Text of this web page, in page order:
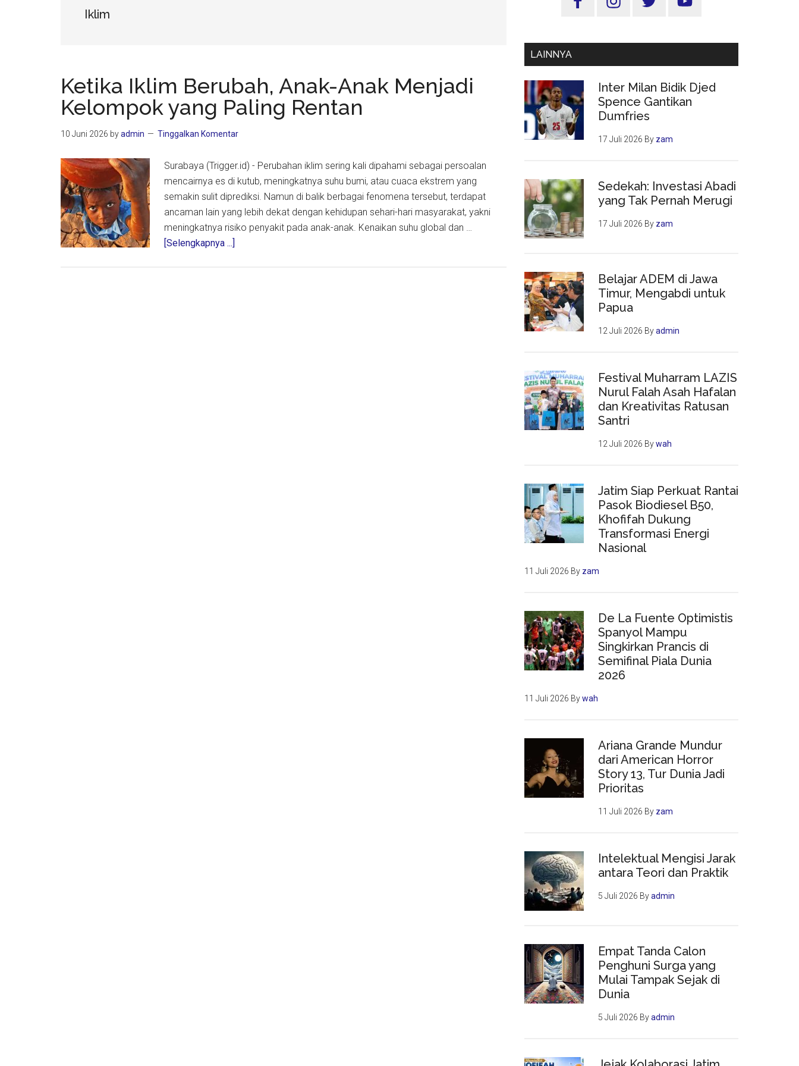
Iklim
Ketika Iklim Berubah, Anak-Anak Menjadi
Kelompok yang Paling Rentan
10 Juni 2026 byadmin Tinggalkan Komentar
Surabaya (Trigger.id) - Perubahan iklim sering kali dipahami sebagai persoalan
mencairnya es di kutub, meningkatnya suhu bumi, atau cuaca ekstrem yang
semakin sulit diprediksi. Namun di balik berbagai fenomena tersebut, terdapat
ancaman lain yang lebih dekat dengan kehidupan sehari-hari masyarakat, yakni
meningkatnya risiko penyakit pada anak-anak. Kenaikan suhu global dan …
[Selengkapnya ...]
Utama
LAINNYA
Inter Milan Bidik Djed
Spence Gantikan
Dumfries
17 Juli 2026 By zam
Sedekah: Investasi Abadi
yang Tak Pernah Merugi
17 Juli 2026 By zam
Belajar ADEM di Jawa
Timur, Mengabdi untuk
Papua
12 Juli 2026 Byadmin
Festival Muharram LAZIS
Nurul Falah Asah Hafalan
dan Kreativitas Ratusan
Santri
12 Juli 2026 Bywah
Jatim Siap Perkuat Rantai
Pasok Biodiesel B50,
Khofifah Dukung
Transformasi Energi
Nasional
11 Juli 2026 By zam
De La Fuente Optimistis
Spanyol Mampu
Singkirkan Prancis di
Semifinal Piala Dunia
2026
11 Juli 2026 Bywah
Ariana Grande Mundur
dari American Horror
Story 13, Tur Dunia Jadi
Prioritas
11 Juli 2026 By zam
Intelektual Mengisi Jarak
antara Teori dan Praktik
5 Juli 2026 Byadmin
Empat Tanda Calon
Penghuni Surga yang
Mulai Tampak Sejak di
Dunia
5 Juli 2026 Byadmin